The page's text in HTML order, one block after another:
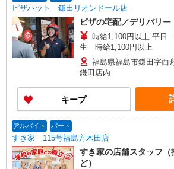
ピザハット 鎌田リオンドール店
ピザの宅配／デリバリー
時給1,100円以上 平日
生 時給1,100円以上
福島県福島市鎌田字
鎌田店内
キープ
アルバイト パート
すき家 115号福島方木田店
すき家の店舗スタッフ
ど）